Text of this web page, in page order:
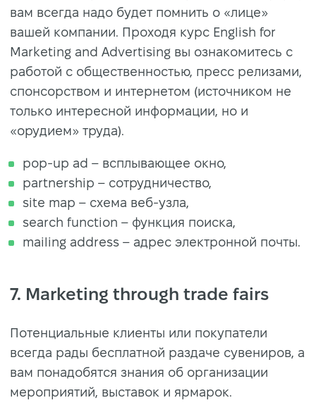
вам всегда надо будет помнить о «лице»
вашей компании. Проходя курс English for
Marketing and Advertising вы ознакомитесь с
работой с общественностью, пресс релизами,
спонсорством и интернетом (источником не
только интересной информации, но и
«орудием» труда).
pop-up ad – всплывающее окно,
partnership – сотрудничество,
site map – схема веб-узла,
search function – функция поиска,
mailing address – адрес электронной почты.
7. Marketing through trade fairs
Потенциальные клиенты или покупатели
всегда рады бесплатной раздаче сувениров, а
вам понадобятся знания об организации
мероприятий, выставок и ярмарок.